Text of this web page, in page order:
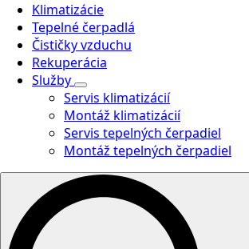
Klimatizácie
Tepelné čerpadlá
Čističky vzduchu
Rekuperácia
Služby
Servis klimatizácií
Montáž klimatizácií
Servis tepelných čerpadiel
Montáž tepelných čerpadiel